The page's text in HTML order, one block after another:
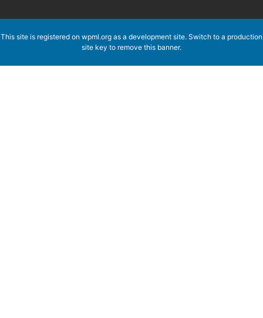
This site is registered on wpml.org as a development site. Switch to a production
site key to remove this banner.